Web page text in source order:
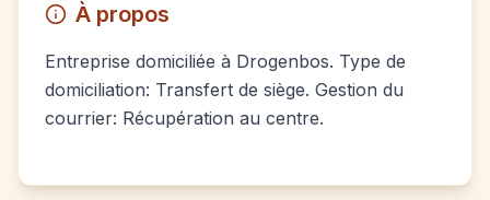
À propos
Entreprise domiciliée à Drogenbos. Type de
domiciliation: Transfert de siège. Gestion du
courrier: Récupération au centre.